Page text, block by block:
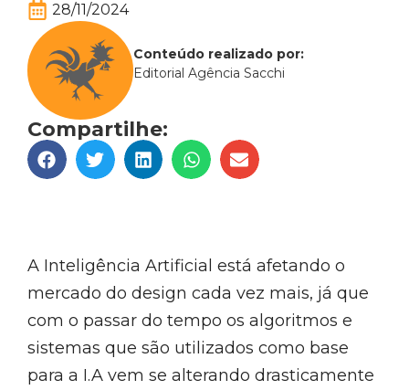
28/11/2024
Conteúdo realizado por:
Editorial Agência Sacchi
Compartilhe:
A Inteligência Artificial está afetando o
mercado do design cada vez mais, já que
com o passar do tempo os algoritmos e
sistemas que são utilizados como base
para a I.A vem se alterando drasticamente